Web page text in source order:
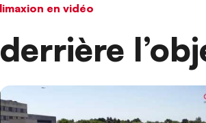
en vidéo